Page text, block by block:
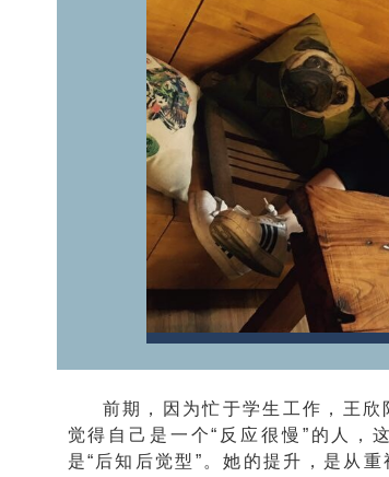
前期，因为忙于学生工作，王
觉得自己是一个“反应很慢”的人，
是“后知后觉型”。她的提升，是从